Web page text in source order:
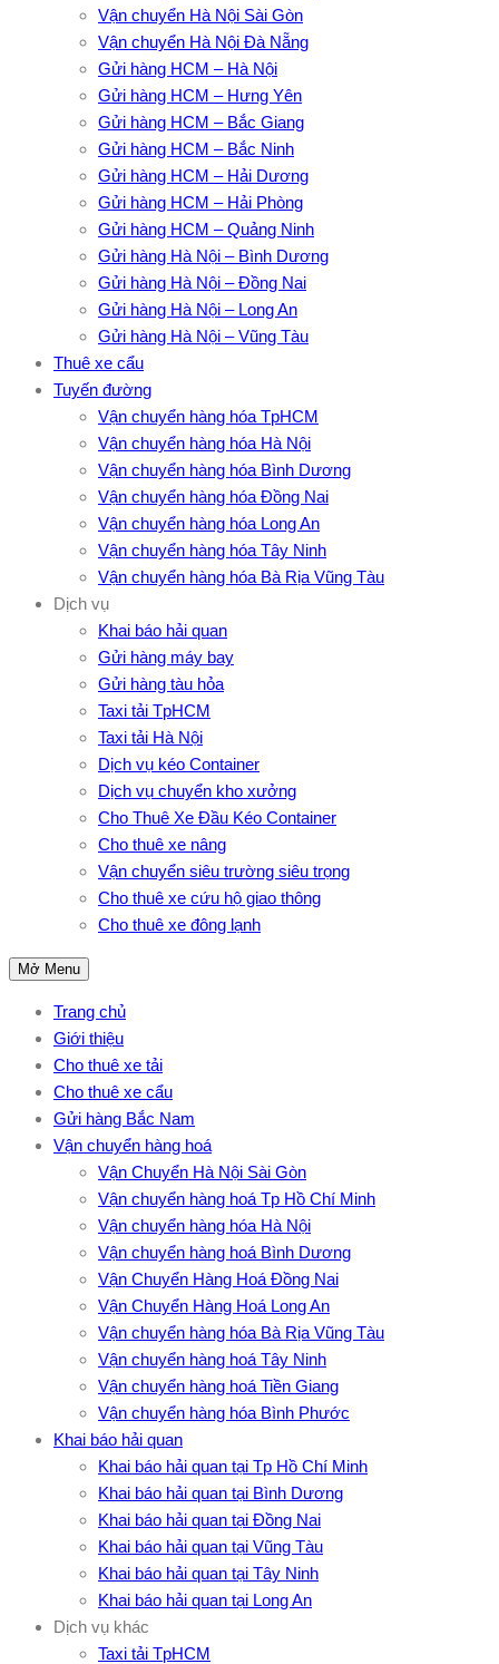
Vận chuyển Hà Nội Sài Gòn
Vận chuyển Hà Nội Đà Nẵng
Gửi hàng HCM – Hà Nội
Gửi hàng HCM – Hưng Yên
Gửi hàng HCM – Bắc Giang
Gửi hàng HCM – Bắc Ninh
Gửi hàng HCM – Hải Dương
Gửi hàng HCM – Hải Phòng
Gửi hàng HCM – Quảng Ninh
Gửi hàng Hà Nội – Bình Dương
Gửi hàng Hà Nội – Đồng Nai
Gửi hàng Hà Nội – Long An
Gửi hàng Hà Nội – Vũng Tàu
Thuê xe cẩu
Tuyến đường
Vận chuyển hàng hóa TpHCM
Vận chuyển hàng hóa Hà Nội
Vận chuyển hàng hóa Bình Dương
Vận chuyển hàng hóa Đồng Nai
Vận chuyển hàng hóa Long An
Vận chuyển hàng hóa Tây Ninh
Vận chuyển hàng hóa Bà Rịa Vũng Tàu
Dịch vụ
Khai báo hải quan
Gửi hàng máy bay
Gửi hàng tàu hỏa
Taxi tải TpHCM
Taxi tải Hà Nội
Dịch vụ kéo Container
Dịch vụ chuyển kho xưởng
Cho Thuê Xe Đầu Kéo Container
Cho thuê xe nâng
Vận chuyển siêu trường siêu trọng
Cho thuê xe cứu hộ giao thông
Cho thuê xe đông lạnh
Mở Menu
Trang chủ
Giới thiệu
Cho thuê xe tải
Cho thuê xe cẩu
Gửi hàng Bắc Nam
Vận chuyển hàng hoá
Vận Chuyển Hà Nội Sài Gòn
Vận chuyển hàng hoá Tp Hồ Chí Minh
Vận chuyển hàng hóa Hà Nội
Vận chuyển hàng hoá Bình Dương
Vận Chuyển Hàng Hoá Đồng Nai
Vận Chuyển Hàng Hoá Long An
Vận chuyển hàng hóa Bà Rịa Vũng Tàu
Vận chuyển hàng hoá Tây Ninh
Vận chuyển hàng hoá Tiền Giang
Vận chuyển hàng hóa Bình Phước
Khai báo hải quan
Khai báo hải quan tại Tp Hồ Chí Minh
Khai báo hải quan tại Bình Dương
Khai báo hải quan tại Đồng Nai
Khai báo hải quan tại Vũng Tàu
Khai báo hải quan tại Tây Ninh
Khai báo hải quan tại Long An
Dịch vụ khác
Taxi tải TpHCM